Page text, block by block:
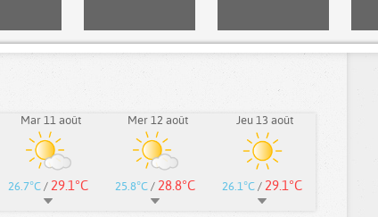
Mar 11 août
26.7°C / 29.1°C
Mer 12 août
25.8°C / 28.8°C
Jeu 13 août
26.1°C / 29.1°C